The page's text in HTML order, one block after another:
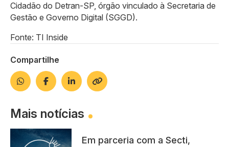
Cidadão do Detran-SP, órgão vinculado à Secretaria de
Gestão e Governo Digital (SGGD).
Fonte: TI Inside
Compartilhe
Mais notícias
Em parceria com a Secti,